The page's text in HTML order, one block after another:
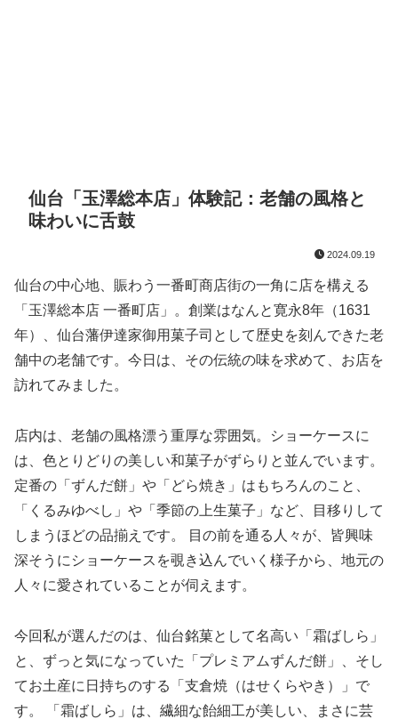
仙台「玉澤総本店」体験記：老舗の風格と
味わいに舌鼓
2024.09.19
仙台の中心地、賑わう一番町商店街の一角に店を構える
「玉澤総本店 一番町店」。創業はなんと寛永8年（1631
年）、仙台藩伊達家御用菓子司として歴史を刻んできた老
舗中の老舗です。今日は、その伝統の味を求めて、お店を
訪れてみました。
店内は、老舗の風格漂う重厚な雰囲気。ショーケースに
は、色とりどりの美しい和菓子がずらりと並んでいます。
定番の「ずんだ餅」や「どら焼き」はもちろんのこと、
「くるみゆべし」や「季節の上生菓子」など、目移りして
しまうほどの品揃えです。 目の前を通る人々が、皆興味
深そうにショーケースを覗き込んでいく様子から、地元の
人々に愛されていることが伺えます。
今回私が選んだのは、仙台銘菓として名高い「霜ばしら」
と、ずっと気になっていた「プレミアムずんだ餅」、そし
てお土産に日持ちのする「支倉焼（はせくらやき）」で
す。 「霜ばしら」は、繊細な飴細工が美しい、まさに芸